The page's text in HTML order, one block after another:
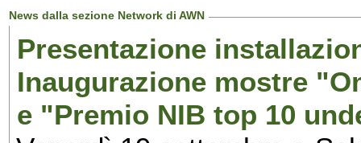
News dalla sezione Network di AWN
Presentazione
Inaugurazione mostre
e "Premio NIB top 10